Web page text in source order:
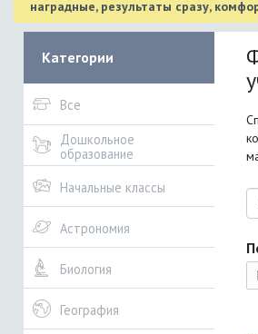
наградные, результаты сразу,
Категории
Все
Дошкольное
образование
Начальные классы
Астрономия
Биология
География